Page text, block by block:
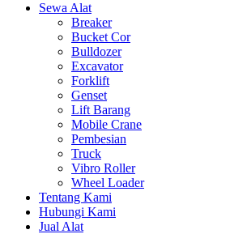
Sewa Alat
Breaker
Bucket Cor
Bulldozer
Excavator
Forklift
Genset
Lift Barang
Mobile Crane
Pembesian
Truck
Vibro Roller
Wheel Loader
Tentang Kami
Hubungi Kami
Jual Alat